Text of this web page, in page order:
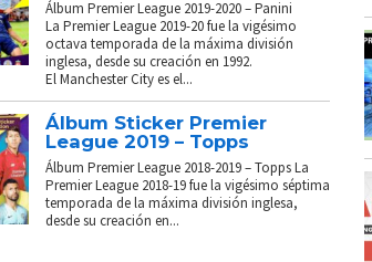
Álbum Premier League 2019-2020 – Panini
La Premier League 2019-20 fue la vigésimo
octava temporada de la máxima división
inglesa, desde su creación en 1992.
El Manchester City es el...
Álbum Sticker Premier
League 2019 – Topps
Álbum Premier League 2018-2019 – Topps La
Premier League 2018-19 fue la vigésimo séptima
temporada de la máxima división inglesa,
desde su creación en...